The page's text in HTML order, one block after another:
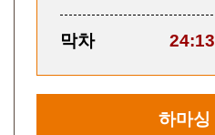
막차 24:13
하마싱